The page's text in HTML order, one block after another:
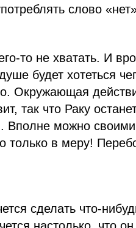
слово
то не хватать. И
будет хотеться
Окружающая
так что Раку
Вполне можно
только в меру!
сделать что-